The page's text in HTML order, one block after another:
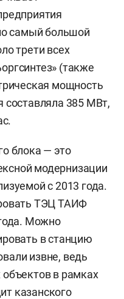
самый большой
трети всех
(также
мощность
составляла 385 МВт,
блока — это
модернизации
с 2013 года.
ТЭЦ ТАИФ
Можно
в станцию
извне, ведь
в рамках
казанского